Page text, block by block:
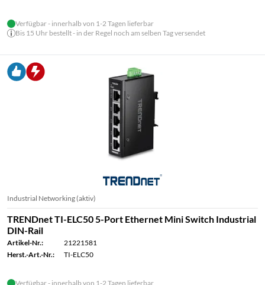
Verfügbar - innerhalb von 1-2 Tagen lieferbar
Bis 15 Uhr bestellt - in der Regel noch am selben Tag versendet
Industrial Networking (aktiv)
TRENDnet TI-ELC50 5-Port Ethernet Mini Switch Industrial
DIN-Rail
Artikel-Nr.:
21221581
Herst.-Art.-Nr.:
TI-ELC50
Verfügbar - innerhalb von 1-2 Tagen lieferbar